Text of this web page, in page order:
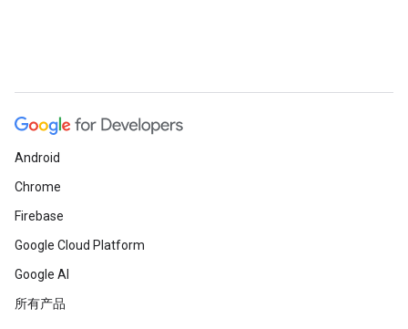
Android
Chrome
Firebase
Google Cloud Platform
Google AI
所有产品